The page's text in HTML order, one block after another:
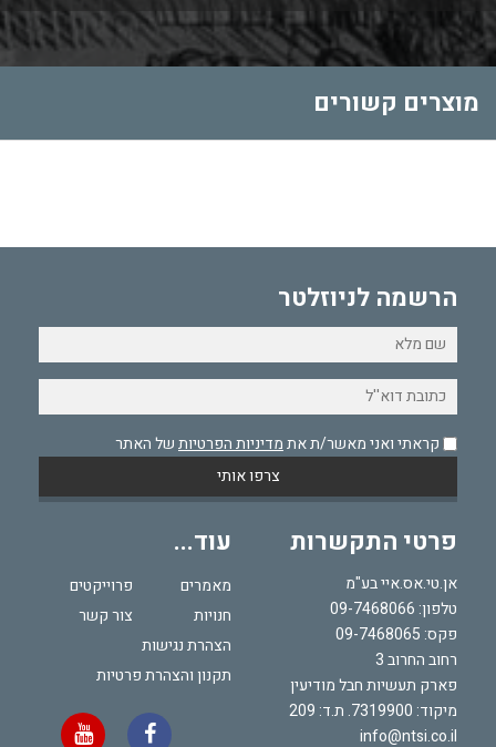
מוצרים קשורים
הרשמה לניוזלטר
קראתי ואני מאשר/ת אתמדיניות הפרטיותשל האתר
פרטי התקשרות
אן.טי.אס.איי בע"מ
טלפון: 09-7468066
פקס: 09-7468065
רחוב החרוב 3
פארק תעשיות חבל מודיעין
מיקוד: 7319900. ת.ד: 209
info@ntsi.co.il
עוד...
מאמרים
פרוייקטים
חנויות
צור קשר
הצהרת נגישות
תקנון והצהרת פרטיות